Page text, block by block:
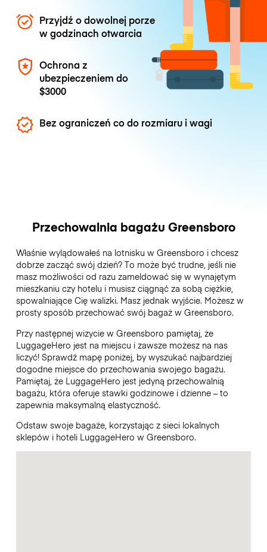
Przyjdź o dowolnej porze
w godzinach otwarcia
Ochrona z
ubezpieczeniem do
$3000
Bez ograniczeń co do rozmiaru i wagi
Przechowalnia bagażu Greensboro
Właśnie wylądowałeś na lotnisku w Greensboro i chcesz
dobrze zacząć swój dzień? To może być trudne, jeśli nie
masz możliwości od razu zameldować się w wynajętym
mieszkaniu czy hotelu i musisz ciągnąć za sobą ciężkie,
spowalniające Cię walizki. Masz jednak wyjście. Możesz w
prosty sposób przechować swój bagaż w Greensboro.
Przy następnej wizycie w Greensboro pamiętaj, że
LuggageHero jest na miejscu i zawsze możesz na nas
liczyć! Sprawdź mapę poniżej, by wyszukać najbardziej
dogodne miejsce do przechowania swojego bagażu.
Pamiętaj, że LuggageHero jest jedyną przechowalnią
bagażu, która oferuje stawki godzinowe i dzienne – to
zapewnia maksymalną elastyczność.
Odstaw swoje bagaże, korzystając z sieci lokalnych
sklepów i hoteli LuggageHero w Greensboro.